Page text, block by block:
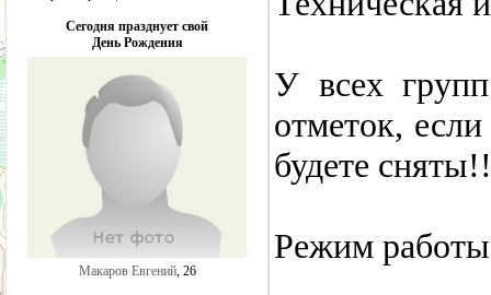
Сегодня празднует свой
День Рождения
Макаров Евгений, 26
У всех
отметок,
будете
Режим